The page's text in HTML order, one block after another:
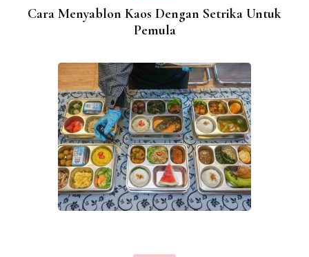
Cara Menyablon Kaos Dengan Setrika Untuk
Pemula